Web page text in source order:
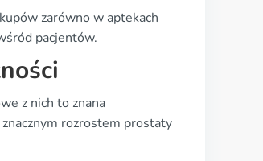
zarówno w aptekach
pacjentów.
z nich to znana
rozrostem prostaty